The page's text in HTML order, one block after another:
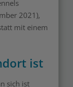
2021),
mit einem
ist
sich ist